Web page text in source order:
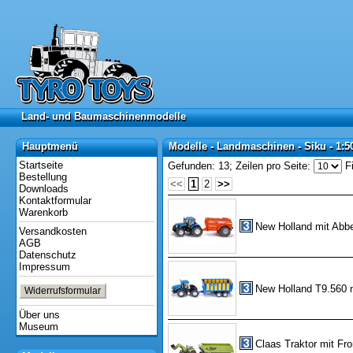
Land- und Baumaschinenmodelle
Land- und Baumaschinenmodelle
Hauptmenü
Hauptmenü
Startseite
Bestellung
Downloads
Kontaktformular
Warenkorb
Versandkosten
AGB
Datenschutz
Impressum
Widerrufsformular
Über uns
Museum
Modelle - Landmaschinen - Siku -
Modelle - Landmaschinen - Siku -
Gefunden: 13; Zeilen pro Seite:
<<
1 2 >>
New Holland mit
New Holland T9.560
Claas Traktor mit